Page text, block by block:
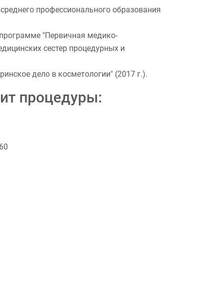
профессионального образования
"Первичная медико-
сестер процедурных и
дело в косметологии" (2017 г.).
процедуры: